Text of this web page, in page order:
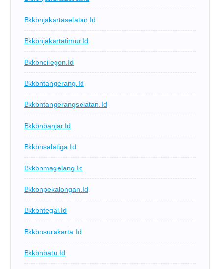
Bkkbnjakartaselatan.id
Bkkbnjakartatimur.id
Bkkbncilegon.id
Bkkbntangerang.id
Bkkbntangerangselatan.id
Bkkbnbanjar.id
Bkkbnsalatiga.id
Bkkbnmagelang.id
Bkkbnpekalongan.id
Bkkbntegal.id
Bkkbnsurakarta.id
Bkkbnbatu.id